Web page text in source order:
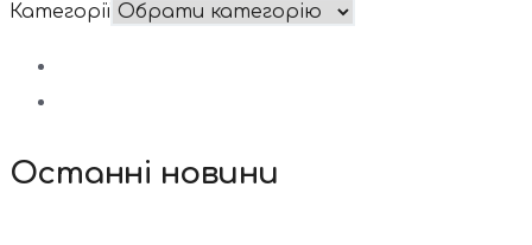
Категорії
Останні новини